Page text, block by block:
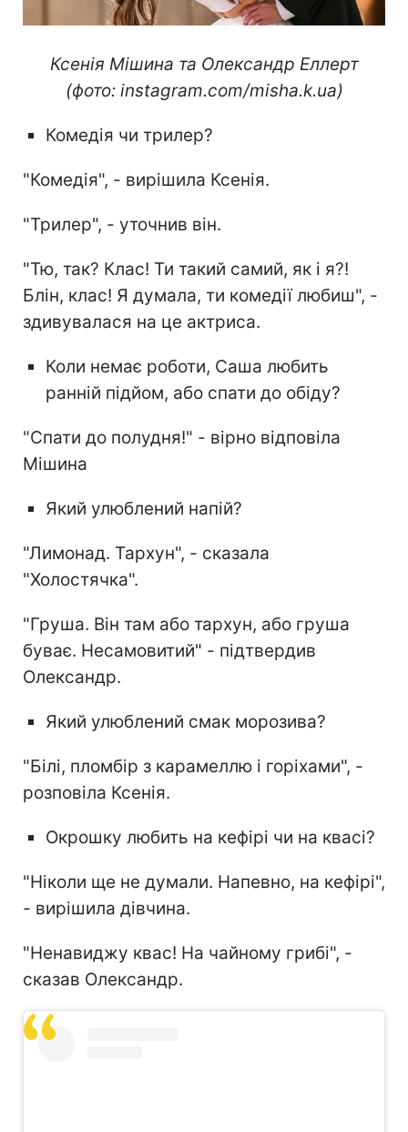
Ксенія Мішина та Олександр Еллерт
(фото: instagram.com/misha.k.ua)
Комедія чи трилер?
"Комедія", - вирішила Ксенія.
"Трилер", - уточнив він.
"Тю, так? Клас! Ти такий самий, як і я?!
Блін, клас! Я думала, ти комедії любиш", -
здивувалася на це актриса.
Коли немає роботи, Саша любить
ранній підйом, або спати до обіду?
"Спати до полудня!" - вірно відповіла
Мішина
Який улюблений напій?
"Лимонад. Тархун", - сказала
"Холостячка".
"Груша. Він там або тархун, або груша
буває. Несамовитий" - підтвердив
Олександр.
Який улюблений смак морозива?
"Білі, пломбір з карамеллю і горіхами", -
розповіла Ксенія.
Окрошку любить на кефірі чи на квасі?
"Ніколи ще не думали. Напевно, на кефірі",
- вирішила дівчина.
"Ненавиджу квас! На чайному грибі", -
сказав Олександр.